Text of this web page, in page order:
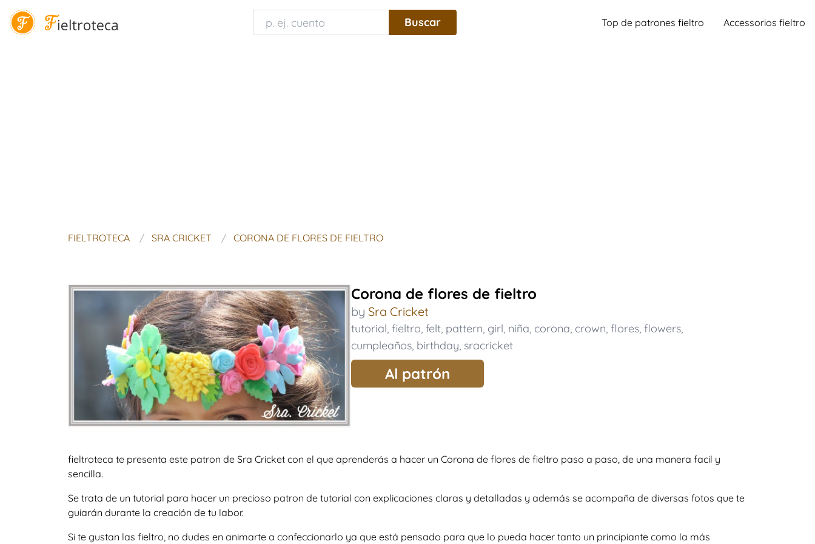
Top de patrones fieltro Accessorios fieltro
FIELTROTECA SRA CRICKET CORONA DE FLORES DE FIELTRO
Corona de flores de fieltro
by Sra Cricket
tutorial, fieltro, felt, pattern, girl, niña, corona, crown, flores, flowers,
cumpleaños, birthday, sracricket
Al patrón
fieltroteca te presenta este patron de Sra Cricket con el que aprenderás a hacer un Corona de flores de fieltro paso a paso, de una manera facil y
sencilla.
Se trata de un tutorial para hacer un precioso patron de tutorial con explicaciones claras y detalladas y además se acompaña de diversas fotos que te
guiarán durante la creación de tu labor.
Si te gustan las fieltro, no dudes en animarte a confeccionarlo ya que está pensado para que lo pueda hacer tanto un principiante como la más